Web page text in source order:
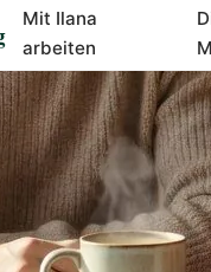
Mit Ilana
arbeiten